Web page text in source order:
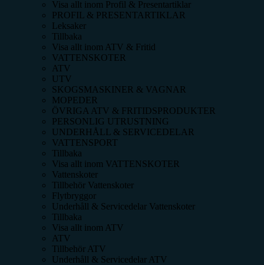
Visa allt inom Profil & Presentartiklar
PROFIL & PRESENTARTIKLAR
Leksaker
Tillbaka
Visa allt inom ATV & Fritid
VATTENSKOTER
ATV
UTV
SKOGSMASKINER & VAGNAR
MOPEDER
ÖVRIGA ATV & FRITIDSPRODUKTER
PERSONLIG UTRUSTNING
UNDERHÅLL & SERVICEDELAR
VATTENSPORT
Tillbaka
Visa allt inom VATTENSKOTER
Vattenskoter
Tillbehör Vattenskoter
Flytbryggor
Underhåll & Servicedelar Vattenskoter
Tillbaka
Visa allt inom ATV
ATV
Tillbehör ATV
Underhåll & Servicedelar ATV